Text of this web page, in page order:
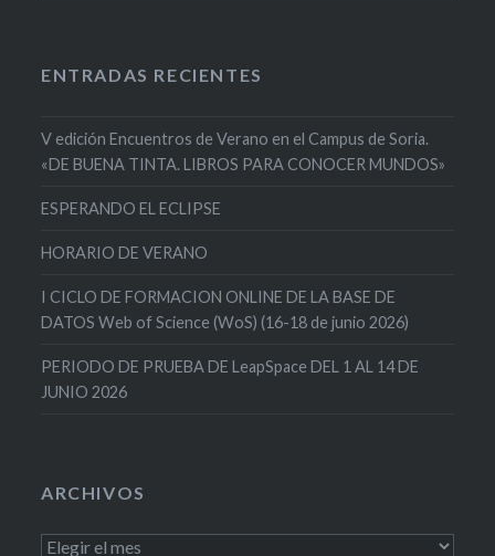
ENTRADAS RECIENTES
V edición Encuentros de Verano en el Campus de Soria.
«DE BUENA TINTA. LIBROS PARA CONOCER MUNDOS»
ESPERANDO EL ECLIPSE
HORARIO DE VERANO
I CICLO DE FORMACION ONLINE DE LA BASE DE
DATOS Web of Science (WoS) (16-18 de junio 2026)
PERIODO DE PRUEBA DE LeapSpace DEL 1 AL 14 DE
JUNIO 2026
ARCHIVOS
Archivos